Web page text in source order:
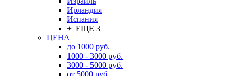
Ирландия
Испания
+ ЕЩЕ 3
ЦЕНА
до 1000 руб.
1000 - 3000 руб.
3000 - 5000 руб.
от 5000 руб.